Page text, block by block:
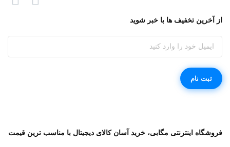
از آخرین تخفیف ها با خبر شوید
فروشگاه اینترنتی مگابی، خرید آسان کالای دیجیتال با مناسب ترین قیمت